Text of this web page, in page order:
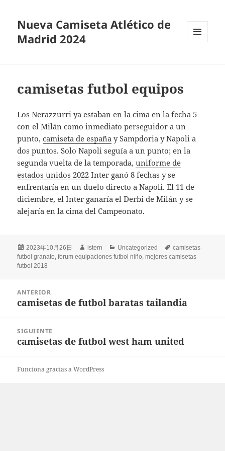
Nueva Camiseta Atlético de
Madrid 2024
camisetas futbol equipos
Los Nerazzurri ya estaban en la cima en la fecha 5
con el Milán como inmediato perseguidor a un
punto,camiseta de españa y Sampdoria y Napoli a
dos puntos. Solo Napoli seguía a un punto; en la
segunda vuelta de la temporada,uniforme de
estados unidos 2022 Inter ganó 8 fechas y se
enfrentaría en un duelo directo a Napoli. El 11 de
diciembre, el Inter ganaría el Derbi de Milán y se
alejaría en la cima del Campeonato.
Publicado
el
2023年10月26日 Autor
istern Categorías
Uncategorized Etiquetas
camisetas
futbol granate,forum equipaciones futbol niño,mejores camisetas
futbol 2018
entradas
ANTERIOR
Entrada
camisetas de futbol baratas tailandia
SIGUIENTE
Entrada
camisetas de futbol west ham united
Funciona gracias a WordPress